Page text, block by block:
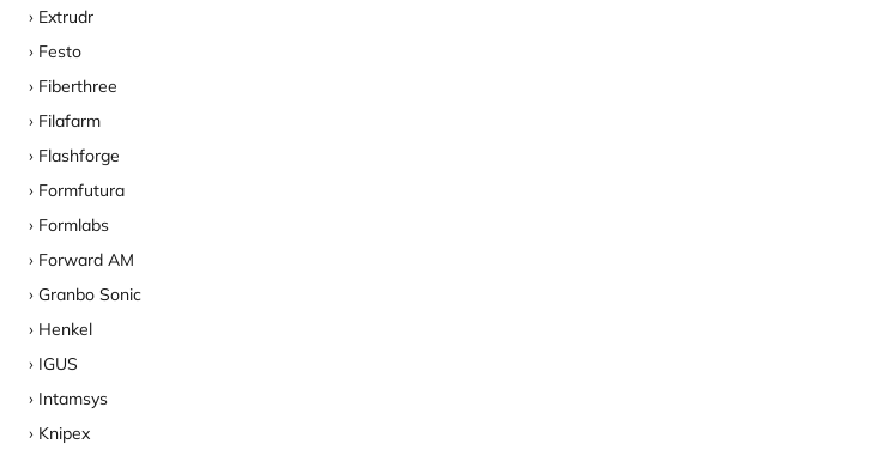
Extrudr
Festo
Fiberthree
Filafarm
Flashforge
Formfutura
Formlabs
Forward AM
Granbo Sonic
Henkel
IGUS
Intamsys
Knipex